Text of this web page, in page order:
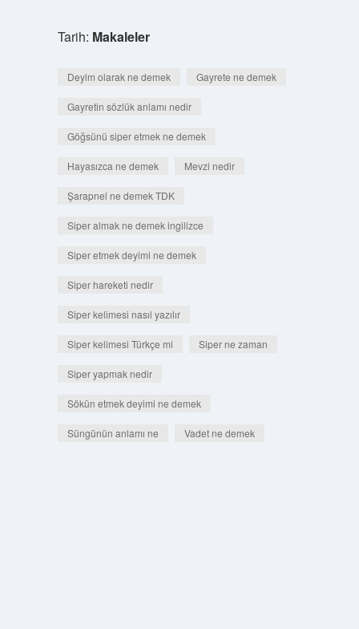
Tarih: Makaleler
Deyim olarak ne demek Gayrete ne demek
Gayretin sözlük anlamı nedir
Göğsünü siper etmek ne demek
Hayasızca ne demek Mevzi nedir
Şarapnel ne demek TDK
Siper almak ne demek ingilizce
Siper etmek deyimi ne demek
Siper hareketi nedir
Siper kelimesi nasıl yazılır
Siper kelimesi Türkçe mi Siper ne zaman
Siper yapmak nedir
Sökün etmek deyimi ne demek
Süngünün anlamı ne Vadet ne demek